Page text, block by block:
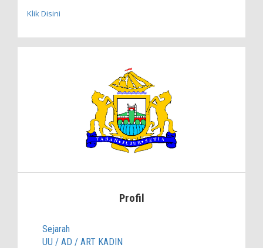
Klik Disini
Profil
Sejarah
UU / AD / ART KADIN